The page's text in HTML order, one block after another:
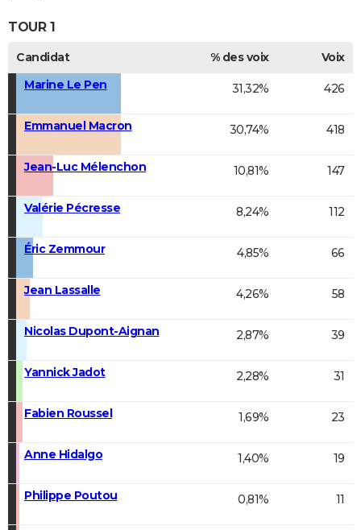
TOUR 1
Candidat % des voix
Voix
Marine Le Pen
31,32% 426
Emmanuel Macron 30,74% 418
Jean-Luc Mélenchon 10,81% 147
Valérie Pécresse 8,24% 112
Éric Zemmour 4,85% 66
Jean Lassalle 4,26% 58
Nicolas Dupont-Aignan 2,87% 39
Yannick Jadot 2,28% 31
Fabien Roussel 1,69% 23
Anne Hidalgo 1,40% 19
Philippe Poutou 0,81% 11